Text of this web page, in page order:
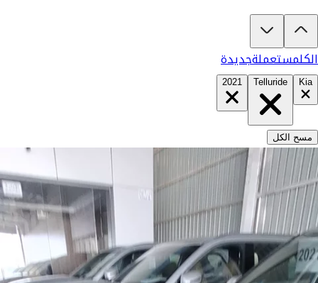
تبغى تشتري كيا تيلورايد 2021؟
الكلمستعملةجديدة
Kia
Telluride
2021
مسح الكل